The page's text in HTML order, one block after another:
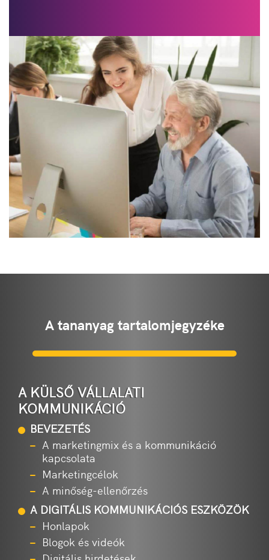
A tananyag tartalomjegyzéke
A KÜLSŐ VÁLLALATI
KOMMUNIKÁCIÓ
BEVEZETÉS
A marketingmix és a kommunikáció
kapcsolata
Marketingcélok
A minőség-ellenőrzés
A DIGITÁLIS KOMMUNIKÁCIÓS ESZKÖZÖK
Honlapok
Blogok és videók